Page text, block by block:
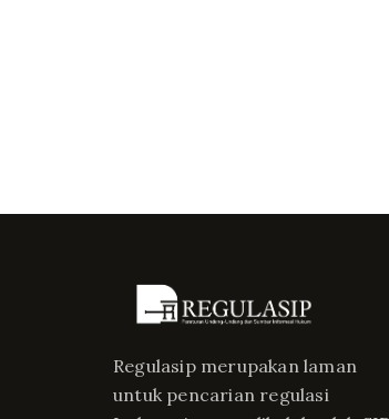
Regulasip merupakan laman
untuk pencarian regulasi